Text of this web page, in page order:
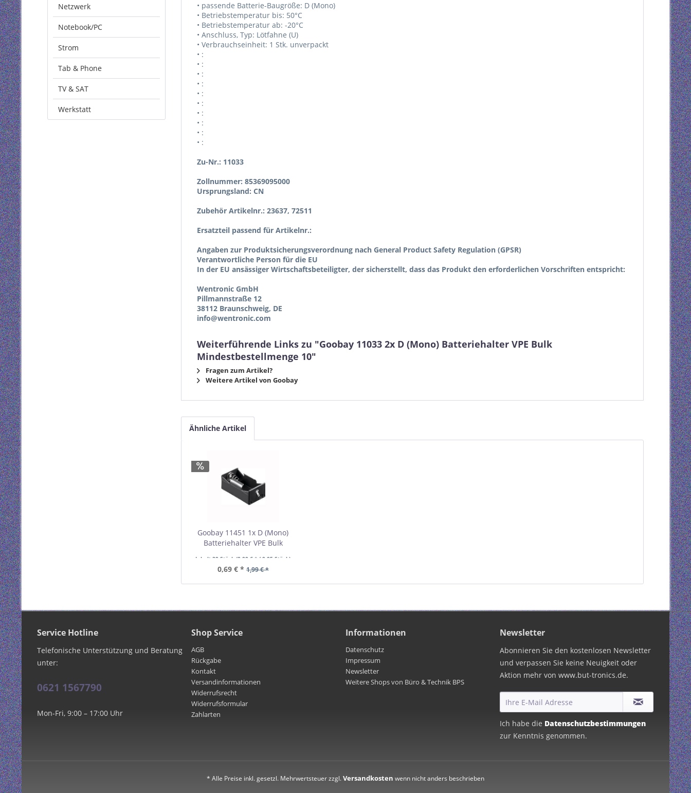
Netzwerk
Notebook/PC
Strom
Tab & Phone
TV & SAT
Werkstatt
• passende Batterie-Baugröße: D (Mono)
• Betriebstemperatur bis: 50°C
• Betriebstemperatur ab: -20°C
• Anschluss, Typ: Lötfahne (U)
• Verbrauchseinheit: 1 Stk. unverpackt
• :
• :
• :
• :
• :
• :
• :
• :
• :
• :
Zu-Nr.: 11033
Zollnummer: 85369095000
Ursprungsland: CN
Zubehör Artikelnr.: 23637, 72511
Ersatzteil passend für Artikelnr.:
Angaben zur Produktsicherungsverordnung nach General Product Safety Regulation (GPSR)
Verantwortliche Person für die EU
In der EU ansässiger Wirtschaftsbeteiligter, der sicherstellt, dass das Produkt den erforderlichen Vorschriften entspricht:
Wentronic GmbH
Pillmannstraße 12
38112 Braunschweig, DE
info@wentronic.com
Weiterführende Links zu "Goobay 11033 2x D (Mono) Batteriehalter VPE Bulk
Mindestbestellmenge 10"
Fragen zum Artikel?
Weitere Artikel von Goobay
Ähnliche Artikel
Goobay 11451 1x D (Mono)
Batteriehalter VPE Bulk
Inhalt20 Stück (0,00 € * / 0.05 Stück)
0,69 € * 1,99 € *
Service Hotline
Telefonische Unterstützung und Beratung
unter:
0621 1567790
Mon-Fri, 9:00 – 17:00 Uhr
Shop Service
AGB
Rückgabe
Kontakt
Versandinformationen
Widerrufsrecht
Widerrufsformular
Zahlarten
Informationen
Datenschutz
Impressum
Newsletter
Weitere Shops von Büro & Technik BPS
Newsletter
Abonnieren Sie den kostenlosen Newsletter
und verpassen Sie keine Neuigkeit oder
Aktion mehr von www.but-tronics.de.
Ich habe die Datenschutzbestimmungen
zur Kenntnis genommen.
* Alle Preise inkl. gesetzl. Mehrwertsteuer zzgl.Versandkosten wenn nicht anders beschrieben